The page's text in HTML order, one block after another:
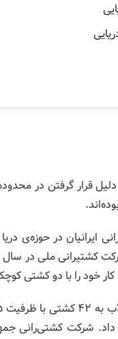
به دلیل قرار گرفتن در
ایرانیان در
خود را با دو کشتی
شرکت کشتی‌رانی